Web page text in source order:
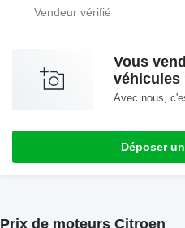
Vous
véhicules
Avec nous,
Déposer
Prix de moteurs Citroen